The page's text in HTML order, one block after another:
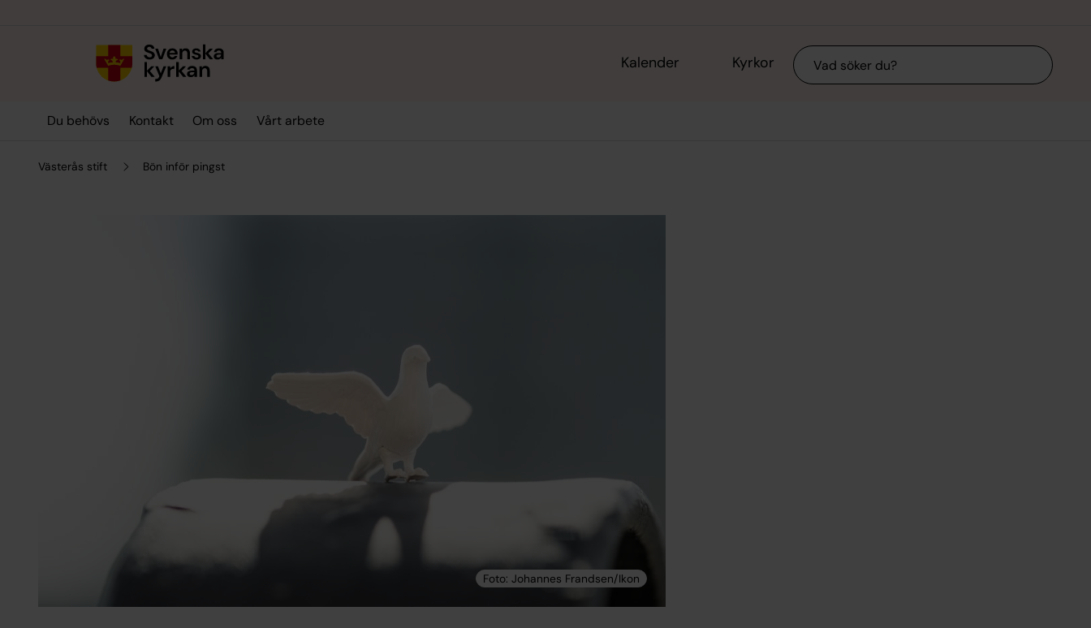
Kalender Kyrkor Sök
Du behövs Kontakt Om oss Vårt arbete
Västerås stift Bön inför pingst